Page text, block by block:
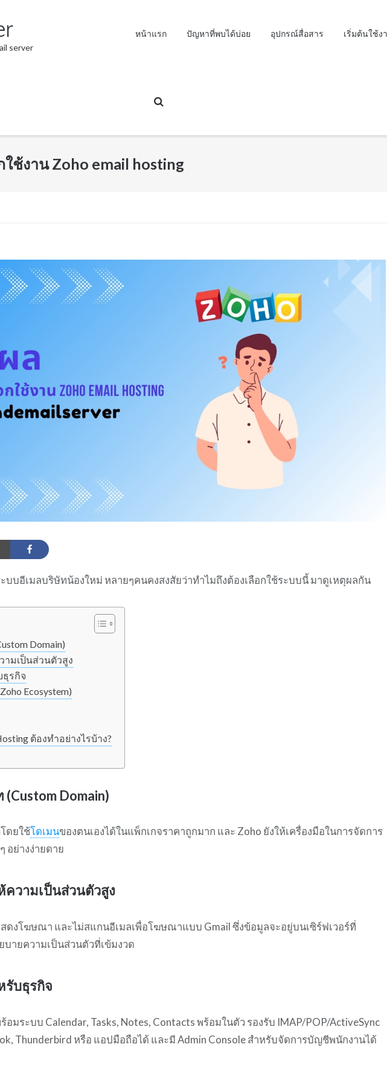
server
หน้าแรก ปัญหาที่พบได้บ่อย อุปกรณ์สื่อสาร เริ่มต้นใช้ง
ใช้งาน Zoho email hosting
บบอีเมลบริษัทน้องใหม่ หลายๆคนคงสงสัยว่าทำไมถึงต้องเลือกใช้ระบบนี้ มาดูเหตุผลกัน
Domain)
มเป็นส่วนตัวสูง
ธุรกิจ
Ecosystem)
ต้องทำอย่างไรบ้าง?
Domain)
ดยใช้โดเมนของตนเองได้ในแพ็กเกจราคาถูกมาก และ Zoho ยังให้เครื่องมือในการจัดการ
อย่างง่ายดาย
วามเป็นส่วนตัวสูง
สดงโฆษณา และไม่สแกนอีเมลเพื่อโฆษณาแบบ Gmail ซึ่งข้อมูลจะอยู่บนเซิร์ฟเวอร์ที่
ายความเป็นส่วนตัวที่เข้มงวด
รับธุรกิจ
อมระบบ Calendar, Tasks, Notes, Contacts พร้อมในตัว รองรับ IMAP/POP/ActiveSync
Thunderbird หรือ แอปมือถือได้ และมี Admin Console สำหรับจัดการบัญชีพนักงานได้